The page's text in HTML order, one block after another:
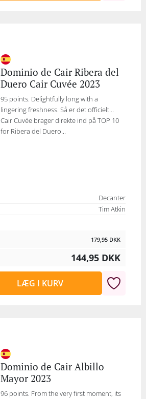
Dominio de Cair Ribera del
Duero Cair Cuvée 2023
95 points. Delightfully long with a
lingering freshness. Så er det officielt…
Cair Cuvée brager direkte ind på TOP 10
for Ribera del Duero...
Decanter
Tim Atkin
179,95 DKK
144,95 DKK
LÆG I KURV
Dominio de Cair Albillo
Mayor 2023
96 points. From the very first moment, its